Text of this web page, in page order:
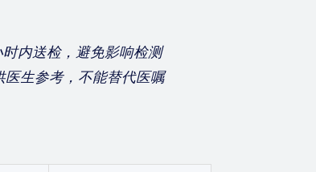
内送检，避免影响检测
生参考，不能替代医嘱